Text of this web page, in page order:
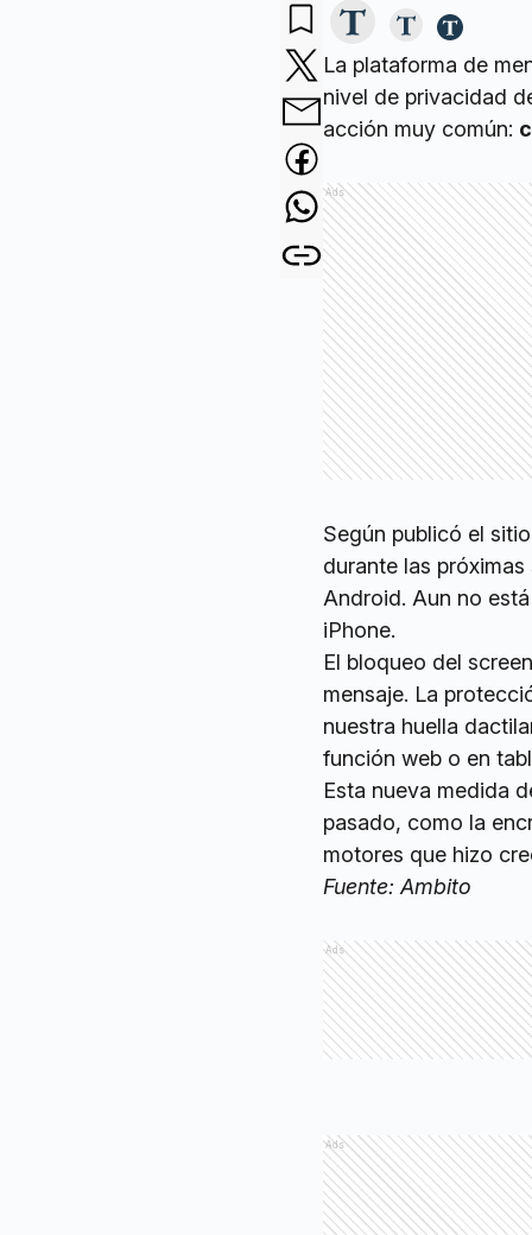
La plataforma de
nivel de privacidad
acción muy común:
Ads
Según publicó el
durante las
Android. Aun no
iPhone.
El bloqueo del
mensaje. La
nuestra huella
función web o en
Esta nueva medida
pasado, como la
motores que hizo
Fuente: Ambito
Ads
Ads